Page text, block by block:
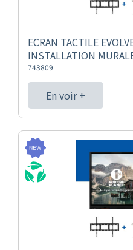
ECRAN TACTILE
INSTALLATION
743809
En voir +